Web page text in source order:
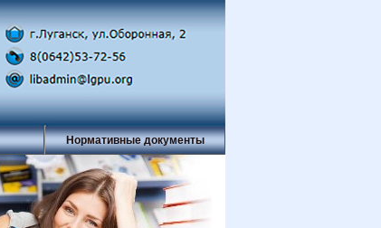
Нормативные документы